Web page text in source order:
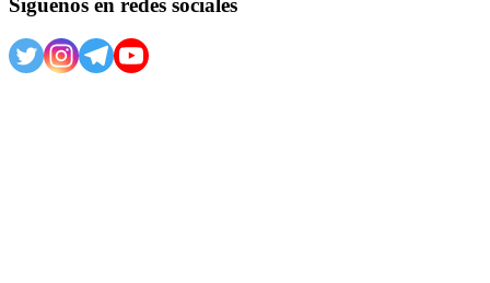
Síguenos en redes sociales